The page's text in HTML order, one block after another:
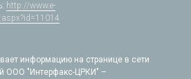
http://www.e-
информацию на странице в сети
ООО "Интерфакс-ЦРКИ" –